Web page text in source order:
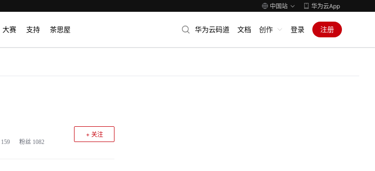
中国站 华为云App
大赛 支持 茶思屋 华为云码道 文档 创作 登录 注册
159 粉丝 1082
+ 关注